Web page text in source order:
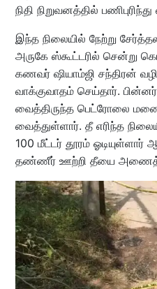
நிதி நிறுவனத்தில்
இந்த நிலையில் நேற்று
அருகே ஸ்கூட்டரில் சென்று
கணவர் ஷியாம்ஜி சந்திரன்
வாக்குவாதம் செய்தார்.
வைத்திருந்த பெட்ரோலை
வைத்துள்ளார். தீ எரிந்த
100 மீட்டர் தூரம் ஓடியுள்ளார்
தண்ணீர் ஊற்றி தீயை